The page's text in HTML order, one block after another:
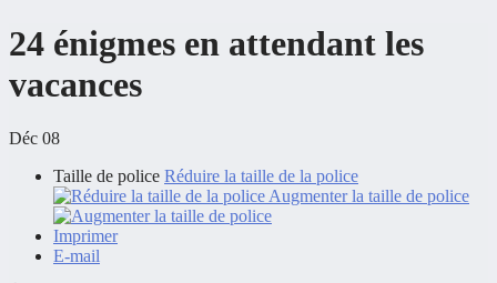
24 énigmes en attendant les
vacances
Déc 08
Taille de police Réduire la taille de la police
Augmenter la taille de police
Imprimer
E-mail